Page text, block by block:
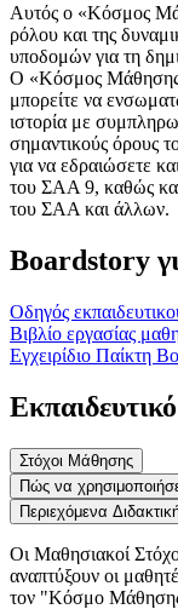
Αυτός ο «Κόσμος
ρόλου και της
υποδομών για τη
Ο «Κόσμος Μάθησης»
μπορείτε να
ιστορία με
σημαντικούς όρους
για να εδραιώσετε
του ΣΑΑ 9, καθώς
του ΣΑΑ και άλλων.
Boardstory
Οδηγός
Βιβλίο εργασίας
Εγχειρίδιο Παίκτη
Στόχοι Μάθησης
Πώς να
Περιεχόμενα
Οι Μαθησιακοί
αναπτύξουν οι
τον "Κόσμο